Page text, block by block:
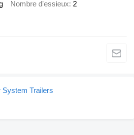
Nombre d'essieux 2
System Trailers